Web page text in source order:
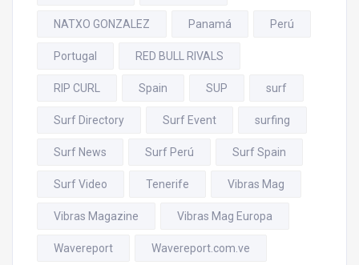
NATXO GONZALEZ Panamá Perú
Portugal RED BULL RIVALS
RIP CURL Spain SUP surf
Surf Directory Surf Event surfing
Surf News Surf Perú Surf Spain
Surf Video Tenerife Vibras Mag
Vibras Magazine Vibras Mag Europa
Wavereport Wavereport.com.ve